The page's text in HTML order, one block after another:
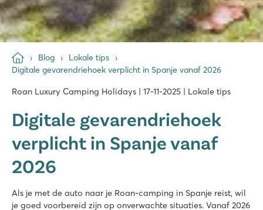
Blog
Lokale tips
Digitale gevarendriehoek verplicht in Spanje vanaf 2026
Roan Luxury Camping Holidays | 17-11-2025 | Lokale tips
Digitale gevarendriehoek
verplicht in Spanje vanaf
2026
Als je met de auto naar je Roan-camping in Spanje reist, wil
je goed voorbereid zijn op onverwachte situaties. Vanaf 2026